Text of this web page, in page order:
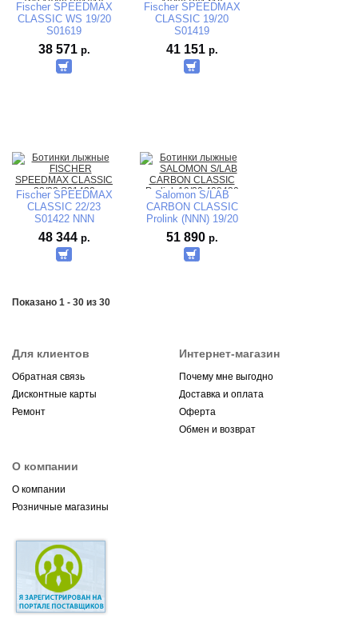
Fischer SPEEDMAX
CLASSIC WS 19/20
S01619
38 571 р.
Fischer SPEEDMAX
CLASSIC 19/20
S01419
41 151 р.
Fischer SPEEDMAX
CLASSIC 22/23
S01422 NNN
TURNAMIC
48 344 р.
Salomon S/LAB
CARBON CLASSIC
Prolink (NNN) 19/20
408420
51 890 р.
Показано 1 - 30 из 30
Для клиентов
Обратная связь
Дисконтные карты
Ремонт
Интернет-магазин
Почему мне выгодно
Доставка и оплата
Оферта
Обмен и возврат
О компании
О компании
Розничные магазины